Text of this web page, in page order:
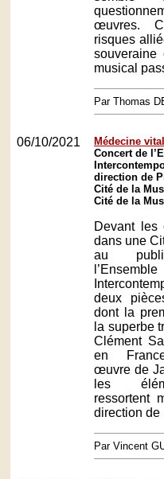
œuvres.
risques
souveraine
musical
Par Thomas
06/10/2021
Médecine
Concert de
direction de
Cité de la
Cité de la
Devant les
dans une
au
l’Ensemble
deux
dont la
la superbe
Clément
en
œuvre de
les
ressortent
direction de
Par Vincent